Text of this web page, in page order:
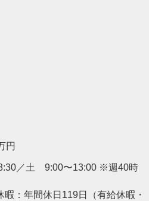
円
／土 9:00〜13:00 ※週40時
暇：年間休日119日（有給休暇・